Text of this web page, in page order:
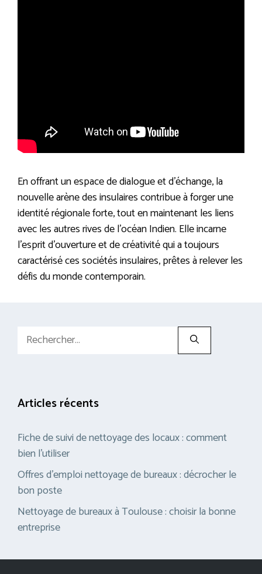
En offrant un espace de dialogue et d’échange, la
nouvelle arène des insulaires contribue à forger une
identité régionale forte, tout en maintenant les liens
avec les autres rives de l’océan Indien. Elle incarne
l’esprit d’ouverture et de créativité qui a toujours
caractérisé ces sociétés insulaires, prêtes à relever les
défis du monde contemporain.
Rechercher :
Articles récents
Fiche de suivi de nettoyage des locaux : comment
bien l’utiliser
Offres d’emploi nettoyage de bureaux : décrocher le
bon poste
Nettoyage de bureaux à Toulouse : choisir la bonne
entreprise